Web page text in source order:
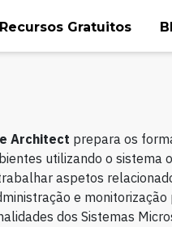
Recursos Gratuitos
Architect prepara os
utilizando o sistema
aspetos
e
dos Sistemas